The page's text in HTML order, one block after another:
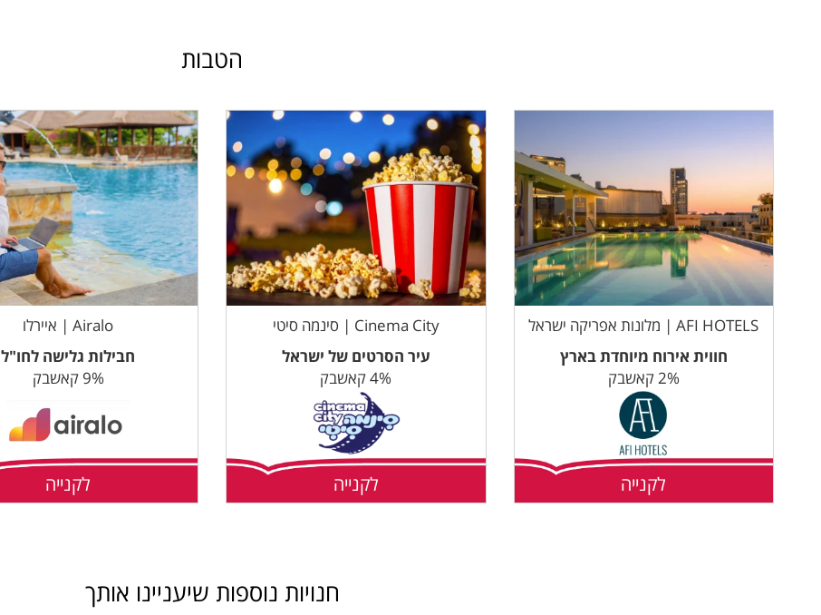
הטבות
AFI HOTELS | מלונות אפריקה ישראל
חווית אירוח מיוחדת בארץ
2% קאשבק
לקנייה
Cinema City | סינמה סיטי
עיר הסרטים של ישראל
4% קאשבק
לקנייה
Airalo | איירלו
חבילות גלישה לחו"ל
9% קאשבק
לקנייה
חנויות נוספות שיעניינו אותך